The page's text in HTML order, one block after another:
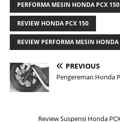
PERFORMA MESIN HONDA PCX 150
REVIEW HONDA PCX 150
REVIEW PERFORMA MESIN
PREVIOUS
Pengereman Honda
Review Suspensi Honda